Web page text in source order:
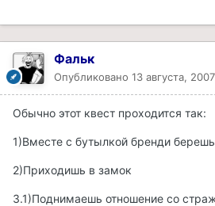
Фальк
Опубликовано 13 августа, 2007
Обычно этот квест проходится так:
1)Вместе с бутылкой бренди
2)Приходишь в замок
3.1)Поднимаешь отношение со